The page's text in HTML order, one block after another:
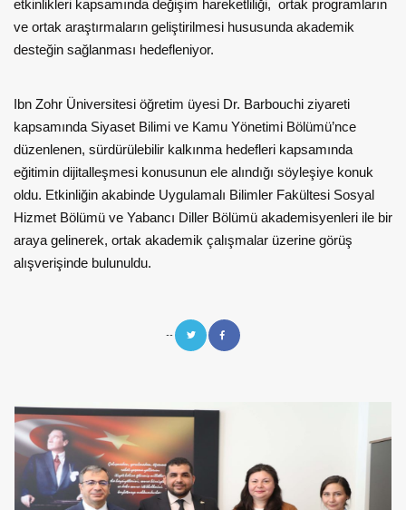
etkinlikleri kapsamında değişim hareketliliği, ortak programların
ve ortak araştırmaların geliştirilmesi hususunda akademik
desteğin sağlanması hedefleniyor.
Ibn Zohr Üniversitesi öğretim üyesi Dr. Barbouchi ziyareti
kapsamında Siyaset Bilimi ve Kamu Yönetimi Bölümü’nce
düzenlenen, sürdürülebilir kalkınma hedefleri kapsamında
eğitimin dijitalleşmesi konusunun ele alındığı söyleşiye konuk
oldu. Etkinliğin akabinde Uygulamalı Bilimler Fakültesi Sosyal
Hizmet Bölümü ve Yabancı Diller Bölümü akademisyenleri ile bir
araya gelinerek, ortak akademik çalışmalar üzerine görüş
alışverişinde bulunuldu.
--